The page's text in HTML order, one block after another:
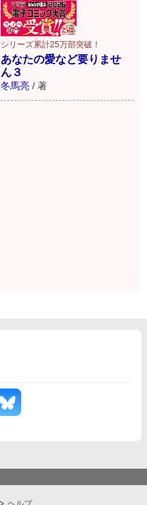
シリーズ累計25万部突破！
あなたの愛など要りませ
ん３
冬馬亮 / 著